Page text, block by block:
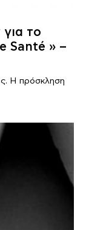
το
Santé » –
Η πρόσκληση